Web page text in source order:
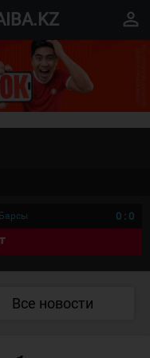
perm_identity
0 : 0
Все новости